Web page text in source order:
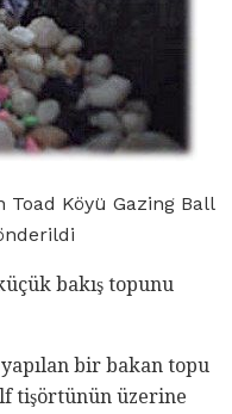
Toad Köyü Gazing Ball
bakış topunu
bir bakan topu
tişörtünün üzerine